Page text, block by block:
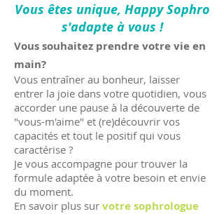
Vous êtes unique, Happy Sophro
s'adapte à vous !
Vous souhaitez prendre votre vie en
main?
Vous entraîner au bonheur, laisser
entrer la joie dans votre quotidien, vous
accorder une pause à la découverte de
"vous-m'aime" et (re)découvrir vos
capacités et tout le positif qui vous
caractérise ?
Je vous accompagne pour trouver la
formule adaptée à votre besoin et envie
du moment.
En savoir plus sur votre sophrologue